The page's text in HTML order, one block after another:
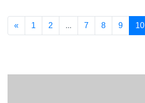
« 1 2 ... 7 8 9 10